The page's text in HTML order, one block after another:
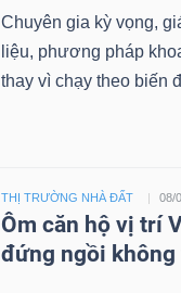
Chuyên gia kỳ vọng,
liệu, phương pháp
thay vì chạy theo biến
THỊ TRƯỜNG NHÀ ĐẤT 08/
Ôm căn hộ vị trí
đứng ngồi không